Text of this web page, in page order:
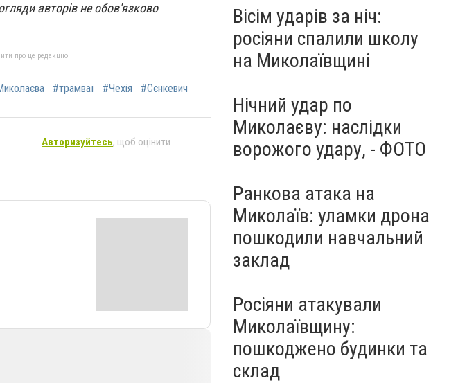
авторів не обов'язково
про це редакцію
#трамваї #Чехія #Сєнкевич
Авторизуйтесь, щоб оцінити
Вісім ударів за ніч:
росіяни спалили школу
на Миколаївщині
Нічний удар по
Миколаєву: наслідки
ворожого удару, - ФОТО
Ранкова атака на
Миколаїв: уламки дрона
пошкодили навчальний
заклад
Росіяни атакували
Миколаївщину:
пошкоджено будинки та
склад